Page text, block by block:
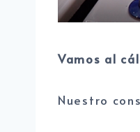
Vamos al
Nuestro